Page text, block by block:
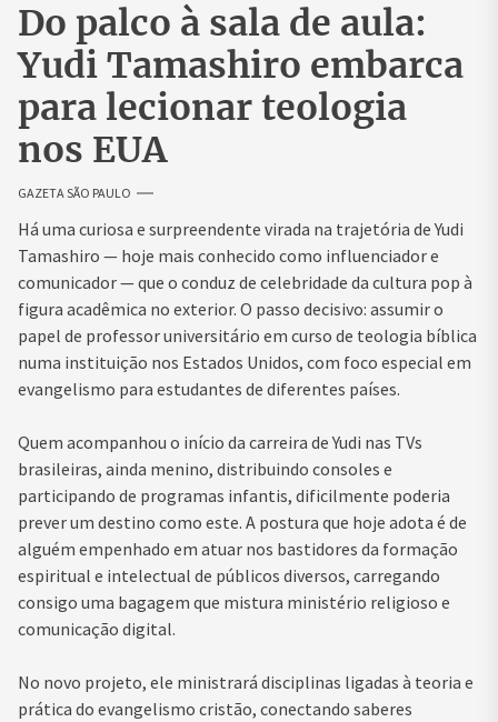
Do palco à sala de aula:
Yudi Tamashiro embarca
para lecionar teologia
nos EUA
GAZETA SÃO PAULO
Há uma curiosa e surpreendente virada na trajetória de Yudi
Tamashiro — hoje mais conhecido como influenciador e
comunicador — que o conduz de celebridade da cultura pop à
figura acadêmica no exterior. O passo decisivo: assumir o
papel de professor universitário em curso de teologia bíblica
numa instituição nos Estados Unidos, com foco especial em
evangelismo para estudantes de diferentes países.
Quem acompanhou o início da carreira de Yudi nas TVs
brasileiras, ainda menino, distribuindo consoles e
participando de programas infantis, dificilmente poderia
prever um destino como este. A postura que hoje adota é de
alguém empenhado em atuar nos bastidores da formação
espiritual e intelectual de públicos diversos, carregando
consigo uma bagagem que mistura ministério religioso e
comunicação digital.
No novo projeto, ele ministrará disciplinas ligadas à teoria e
prática do evangelismo cristão, conectando saberes